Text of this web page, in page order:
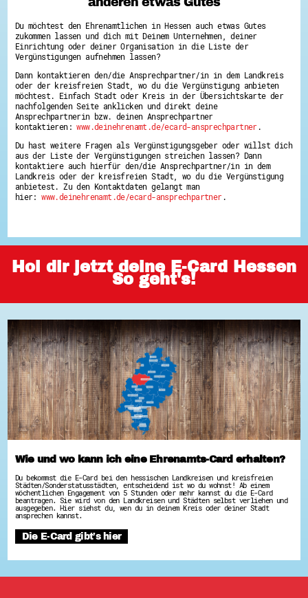
Du möchtest den Ehrenamtlichen in Hessen auch etwas Gutes
zukommen lassen und dich mit Deinem Unternehmen, deiner
Einrichtung oder deiner Organisation in die Liste der
Vergünstigungen aufnehmen lassen?
Dann kontaktieren den/die Ansprechpartner/in in dem Landkreis
oder der kreisfreien Stadt, wo du die Vergünstigung anbieten
möchtest. Einfach Stadt oder Kreis in der Übersichtskarte der
nachfolgenden Seite anklicken und direkt deine
Ansprechpartnerin bzw. deinen Ansprechpartner
kontaktieren:www.deinehrenamt.de/ecard-ansprechpartner .
Du hast weitere Fragen als Vergünstigungsgeber oder willst dich
aus der Liste der Vergünstigungen streichen lassen? Dann
kontaktiere auch hierfür den/die Ansprechpartner/in in dem
Landkreis oder der kreisfreien Stadt, wo du die Vergünstigung
anbietest. Zu den Kontaktdaten gelangt man
hier:www.deinehrenamt.de/ecard-ansprechpartner .
Hol dir jetzt deine E-Card Hessen
So geht's!
Wie und wo kann ich eine Ehrenamts-Card erhalten?
Du bekommst die E-Card bei den hessischen Landkreisen und kreisfreien
Städten/Sonderstatusstädten, entscheidend ist wo du wohnst! Ab einem
wöchentlichen Engagement von 5 Stunden oder mehr kannst du die E-Card
beantragen. Sie wird von den Landkreisen und Städten selbst verliehen und
ausgegeben. Hier siehst du, wen du in deinem Kreis oder deiner Stadt
ansprechen kannst.
Die E-Card gibt’s hier